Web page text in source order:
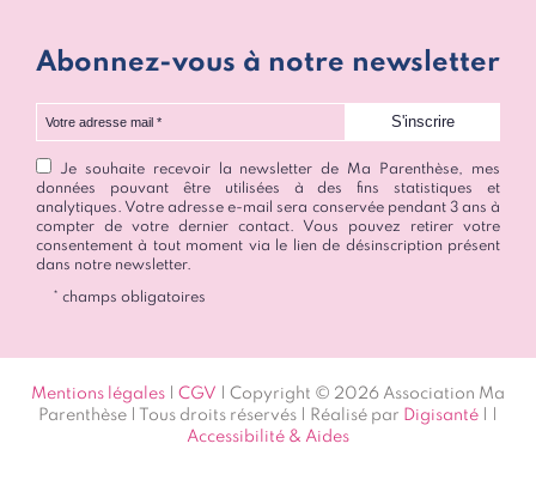
Abonnez-vous à notre newsletter
Votre adresse mail
Je souhaite recevoir la newsletter de Ma Parenthèse, mes
données pouvant être utilisées à des fins statistiques et
analytiques. Votre adresse e-mail sera conservée pendant 3 ans à
compter de votre dernier contact. Vous pouvez retirer votre
consentement à tout moment via le lien de désinscription présent
dans notre newsletter.
* champs obligatoires
Mentions légales CGV | Copyright © 2026 Association Ma
Parenthèse | Tous droits réservés | Réalisé par Digisanté
Accessibilité & Aides